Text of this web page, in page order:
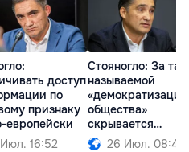
доступ
по
признаку
европейски
16:52
Стояногло: За так
называемой
общества»
скрывается
проедание денег
26 Июл. 08:49